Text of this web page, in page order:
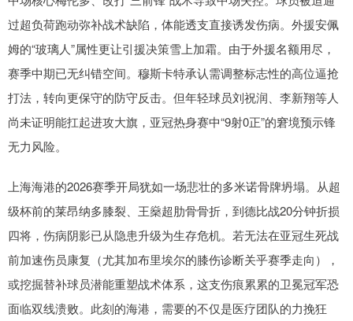
过超负荷跑动弥补战术缺陷，体能透支直接诱发伤病。外援安佩
姆的“玻璃人”属性更让引援决策雪上加霜。由于外援名额用尽，
赛季中期已无纠错空间。穆斯卡特承认需调整标志性的高位逼抢
打法，转向更保守的防守反击。但年轻球员刘祝润、李新翔等人
尚未证明能扛起进攻大旗，亚冠热身赛中“9射0正”的窘境预示锋
无力风险。
上海海港的2026赛季开局犹如一场悲壮的多米诺骨牌坍塌。从超
级杯前的莱昂纳多膝裂、王燊超肋骨骨折，到德比战20分钟折损
四将，伤病阴影已从隐患升级为生存危机。若无法在亚冠生死战
前加速伤员康复（尤其加布里埃尔的膝伤诊断关乎赛季走向），
或挖掘替补球员潜能重塑战术体系，这支伤痕累累的卫冕冠军恐
面临双线溃败。此刻的海港，需要的不仅是医疗团队的力挽狂